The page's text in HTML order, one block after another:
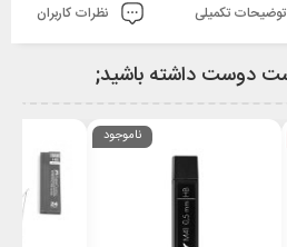
توضیحات تکمیلی نظرات کاربران
دوست داشته باشید;
ناموجود